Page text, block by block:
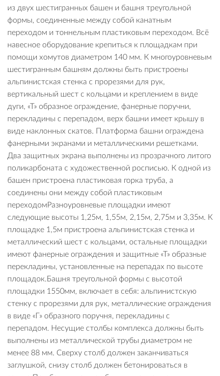
из двух шестигранных башен и башня треугольной
формы, соединенные между собой канатным
переходом и тоннельным пластиковым переходом. Всё
навесное оборудование крепиться к площадкам при
помощи хомутов диаметром 140 мм. К многоуровневым
шестигранным башням должны быть пристроены
альпинистская стенка с прорезями для рук,
вертикальный шест с кольцами и креплением в виде
дуги, «Т» образное ограждение, фанерные поручни,
перекладины с перепадом, верх башни имеет крышу в
виде наклонных скатов. Платформа башни ограждена
фанерными экранами и металлическими решетками.
Два защитных экрана выполнены из прозрачного литого
поликарбоната с художественной росписью. К одной из
башен пристроена пластиковая горка труба, а
соединены они между собой пластиковым
переходомРазноуровневые площадки имеют
следующие высоты 1,25м, 1,55м, 2,15м, 2,75м и 3,35м. К
площадке 1,5м пристроена альпинистская стенка и
металлический шест с кольцами, остальные площадки
имеют фанерные ограждения и защитные «Т» образные
перекладины, установленные на перепадах по высоте
площадок.Башня треугольной формы с высотой
площадки 1550мм, включает в себя: альпинистскую
стенку с прорезями для рук, металлические ограждения
в виде «Г» образного поручня, перекладины с
перепадом. Несущие столбы комплекса должны быть
выполнены из металлической трубы диаметром не
менее 88 мм. Сверху столб должен заканчиваться
заглушкой, снизу столб должен бетонироваться в